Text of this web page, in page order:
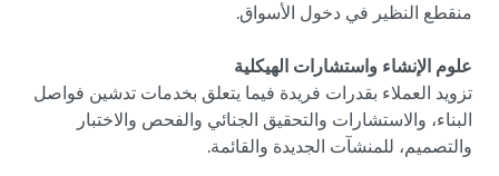
منقطع النظير في دخول الأسواق.
علوم الإنشاء واستشارات الهيكلية
تزويد العملاء بقدرات فريدة فيما يتعلق بخدمات تدشين فواصل
البناء، والاستشارات والتحقيق الجنائي والفحص والاختبار
والتصميم، للمنشآت الجديدة والقائمة.